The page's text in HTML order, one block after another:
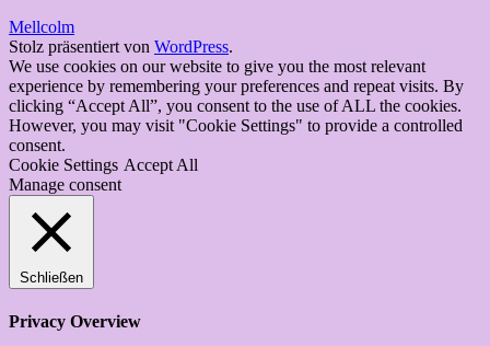
Mellcolm
Stolz präsentiert von WordPress.
We use cookies on our website to give you the most relevant
experience by remembering your preferences and repeat visits. By
clicking “Accept All”, you consent to the use of ALL the cookies.
However, you may visit "Cookie Settings" to provide a controlled
consent.
Cookie Settings Accept All
Manage consent
Schließen
Privacy Overview